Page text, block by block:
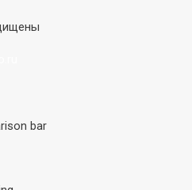
bar